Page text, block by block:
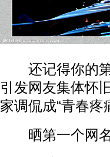
还记得你的第
引发网友集体怀
家调侃成“青春疼
晒第一个网名